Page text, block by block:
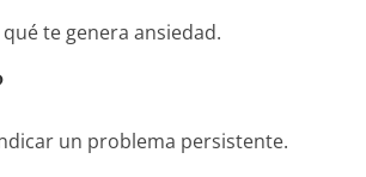
te genera ansiedad.
un problema persistente.